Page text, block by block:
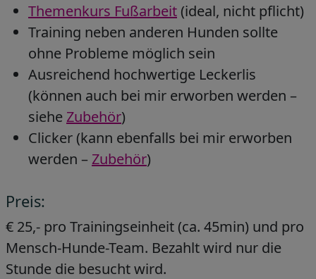
Themenkurs Fußarbeit (ideal, nicht pflicht)
Training neben anderen Hunden sollte
ohne Probleme möglich sein
Ausreichend hochwertige Leckerlis
(können auch bei mir erworben werden –
sieheZubehör)
Clicker (kann ebenfalls bei mir erworben
werden – Zubehör)
Preis:
€ 25,- pro Trainingseinheit (ca. 45min) und pro
Mensch-Hunde-Team. Bezahlt wird nur die
Stunde die besucht wird.